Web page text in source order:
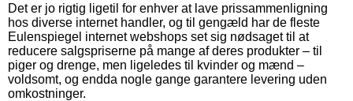
Det er jo rigtig ligetil for enhver at lave prissammenligning
hos diverse internet handler, og til gengæld har de fleste
Eulenspiegel internet webshops set sig nødsaget til at
reducere salgspriserne på mange af deres produkter – til
piger og drenge, men ligeledes til kvinder og mænd –
voldsomt, og endda nogle gange garantere levering uden
omkostninger.